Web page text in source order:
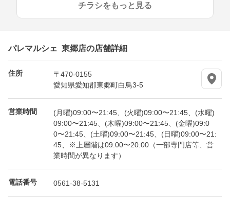
チラシをもっと見る
パレマルシェ 東郷店の店舗詳細
住所
〒470-0155
愛知県愛知郡東郷町白鳥3-5
営業時間
(月曜)09:00〜21:45、(火曜)09:00〜21:45、(水曜)
09:00〜21:45、(木曜)09:00〜21:45、(金曜)09:0
0〜21:45、(土曜)09:00〜21:45、(日曜)09:00〜21:
45、※上層階は09:00〜20:00（一部専門店等、営
業時間が異なります）
電話番号 0561-38-5131